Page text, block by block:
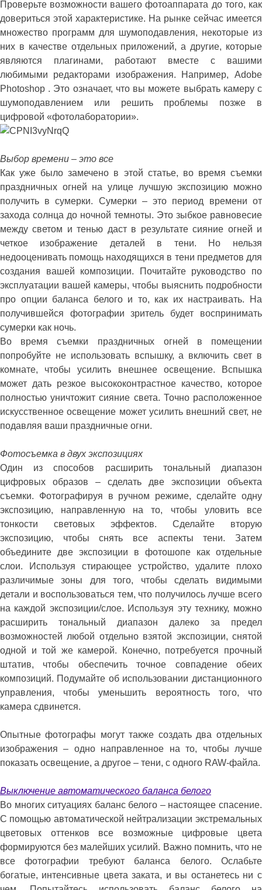
Проверьте возможности вашего фотоаппарата до того, как
довериться этой характеристике. На рынке сейчас имеется
множество программ для шумоподавления, некоторые из
них в качестве отдельных приложений, а другие, которые
являются плагинами, работают вместе с вашими
любимыми редакторами изображения. Например, Adobe
Photoshop . Это означает, что вы можете выбрать камеру с
шумоподавлением или решить проблемы позже в
цифровой «фотолаборатории».
Выбор времени – это все
Как уже было замечено в этой статье, во время съемки
праздничных огней на улице лучшую экспозицию можно
получить в сумерки. Сумерки – это период времени от
захода солнца до ночной темноты. Это зыбкое равновесие
между светом и тенью даст в результате сияние огней и
четкое изображение деталей в тени. Но нельзя
недооценивать помощь находящихся в тени предметов для
создания вашей композиции. Почитайте руководство по
эксплуатации вашей камеры, чтобы выяснить подробности
про опции баланса белого и то, как их настраивать. На
получившейся фотографии зритель будет воспринимать
сумерки как ночь.
Во время съемки праздничных огней в помещении
попробуйте не использовать вспышку, а включить свет в
комнате, чтобы усилить внешнее освещение. Вспышка
может дать резкое высококонтрастное качество, которое
полностью уничтожит сияние света. Точно расположенное
искусственное освещение может усилить внешний свет, не
подавляя ваши праздничные огни.
Фотосъемка в двух экспозициях
Один из способов расширить тональный диапазон
цифровых образов – сделать две экспозиции объекта
съемки. Фотографируя в ручном режиме, сделайте одну
экспозицию, направленную на то, чтобы уловить все
тонкости световых эффектов. Сделайте вторую
экспозицию, чтобы снять все аспекты тени. Затем
объедините две экспозиции в фотошопе как отдельные
слои. Используя стирающее устройство, удалите плохо
различимые зоны для того, чтобы сделать видимыми
детали и воспользоваться тем, что получилось лучше всего
на каждой экспозиции/слое. Используя эту технику, можно
расширить тональный диапазон далеко за предел
возможностей любой отдельно взятой экспозиции, снятой
одной и той же камерой. Конечно, потребуется прочный
штатив, чтобы обеспечить точное совпадение обеих
композиций. Подумайте об использовании дистанционного
управления, чтобы уменьшить вероятность того, что
камера сдвинется.
Опытные фотографы могут также создать два отдельных
изображения – одно направленное на то, чтобы лучше
показать освещение, а другое – тени, с одного RAW-файла.
Выключение автоматического баланса белого
Во многих ситуациях баланс белого – настоящее спасение.
С помощью автоматической нейтрализации экстремальных
цветовых оттенков все возможные цифровые цвета
формируются без малейших усилий. Важно помнить, что не
все фотографии требуют баланса белого. Ослабьте
богатые, интенсивные цвета заката, и вы останетесь ни с